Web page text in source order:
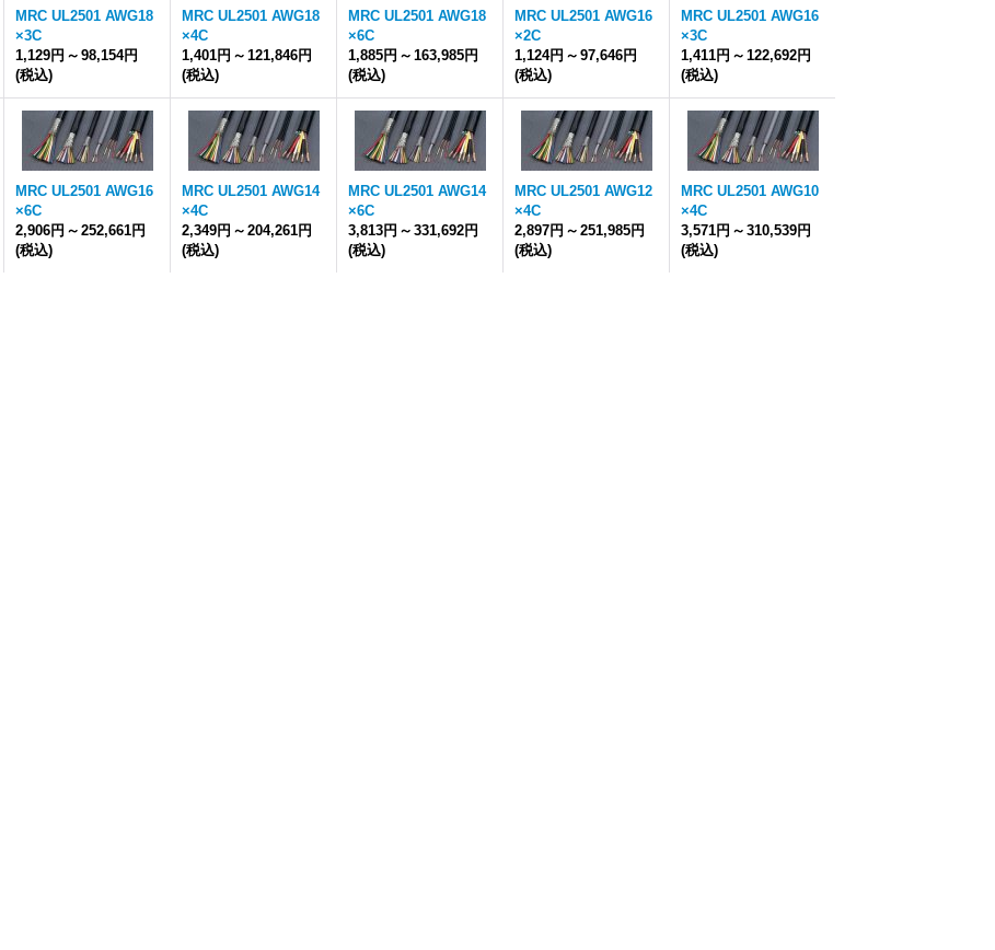
MRC UL2501 AWG18
×3C
1,129円 ～ 98,154円
(税込)
MRC UL2501 AWG18
×4C
1,401円 ～ 121,846円
(税込)
MRC UL2501 AWG18
×6C
1,885円 ～ 163,985円
(税込)
MRC UL2501 AWG16
×2C
1,124円 ～ 97,646円
(税込)
MRC UL2501 AWG16
×3C
1,411円 ～ 122,692円
(税込)
MRC UL2501 AWG16
×6C
2,906円 ～ 252,661円
(税込)
MRC UL2501 AWG14
×4C
2,349円 ～ 204,261円
(税込)
MRC UL2501 AWG14
×6C
3,813円 ～ 331,692円
(税込)
MRC UL2501 AWG12
×4C
2,897円 ～ 251,985円
(税込)
MRC UL2501 AWG10
×4C
3,571円 ～ 310,539円
(税込)